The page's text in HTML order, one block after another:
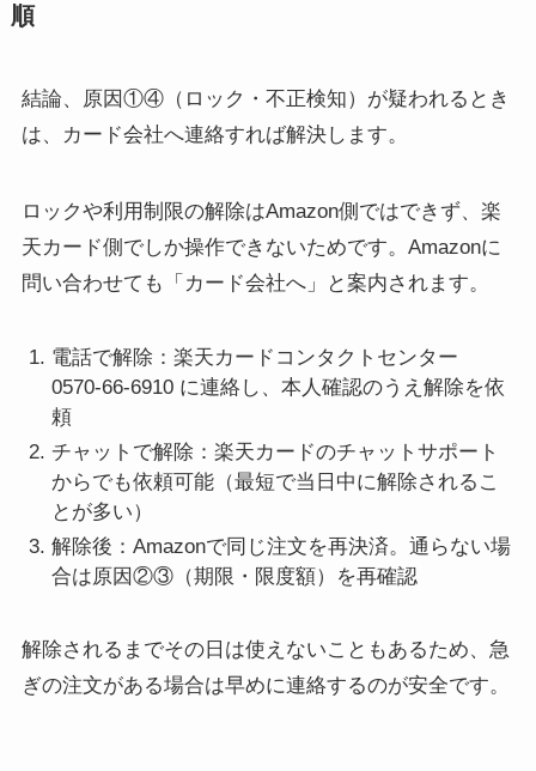
順
結論、原因①④（ロック・不正検知）が疑われるとき
は、カード会社へ連絡すれば解決します。
ロックや利用制限の解除はAmazon側ではできず、楽
天カード側でしか操作できないためです。Amazonに
問い合わせても「カード会社へ」と案内されます。
電話で解除：楽天カードコンタクトセンター
0570-66-6910 に連絡し、本人確認のうえ解除を依
頼
チャットで解除：楽天カードのチャットサポート
からでも依頼可能（最短で当日中に解除されるこ
とが多い）
解除後：Amazonで同じ注文を再決済。通らない場
合は原因②③（期限・限度額）を再確認
解除されるまでその日は使えないこともあるため、急
ぎの注文がある場合は早めに連絡するのが安全です。